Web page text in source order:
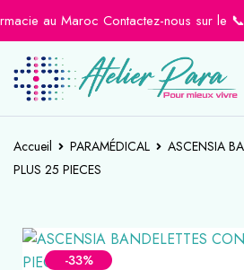
au Maroc Contactez-nous sur le
Accueil PARAMÉDICAL
ASCENSIA
PLUS 25 PIECES
-33%